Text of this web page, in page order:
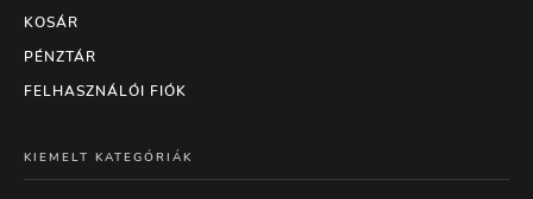
KOSÁR
PÉNZTÁR
FELHASZNÁLÓI FIÓK
KIEMELT KATEGÓRIÁK